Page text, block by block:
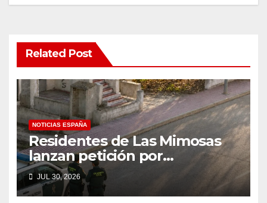
Related Post
NOTICIAS ESPAÑA
Residentes de Las Mimosas
lanzan petición por
disminución ‘inaceptable’ de
servicios básicos – The Leader
JUL 30, 2026